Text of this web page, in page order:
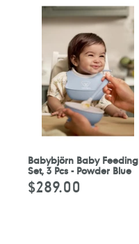
Babybjörn Baby Feeding
Set, 3 Pcs - Powder Blue
定
價
$289.00